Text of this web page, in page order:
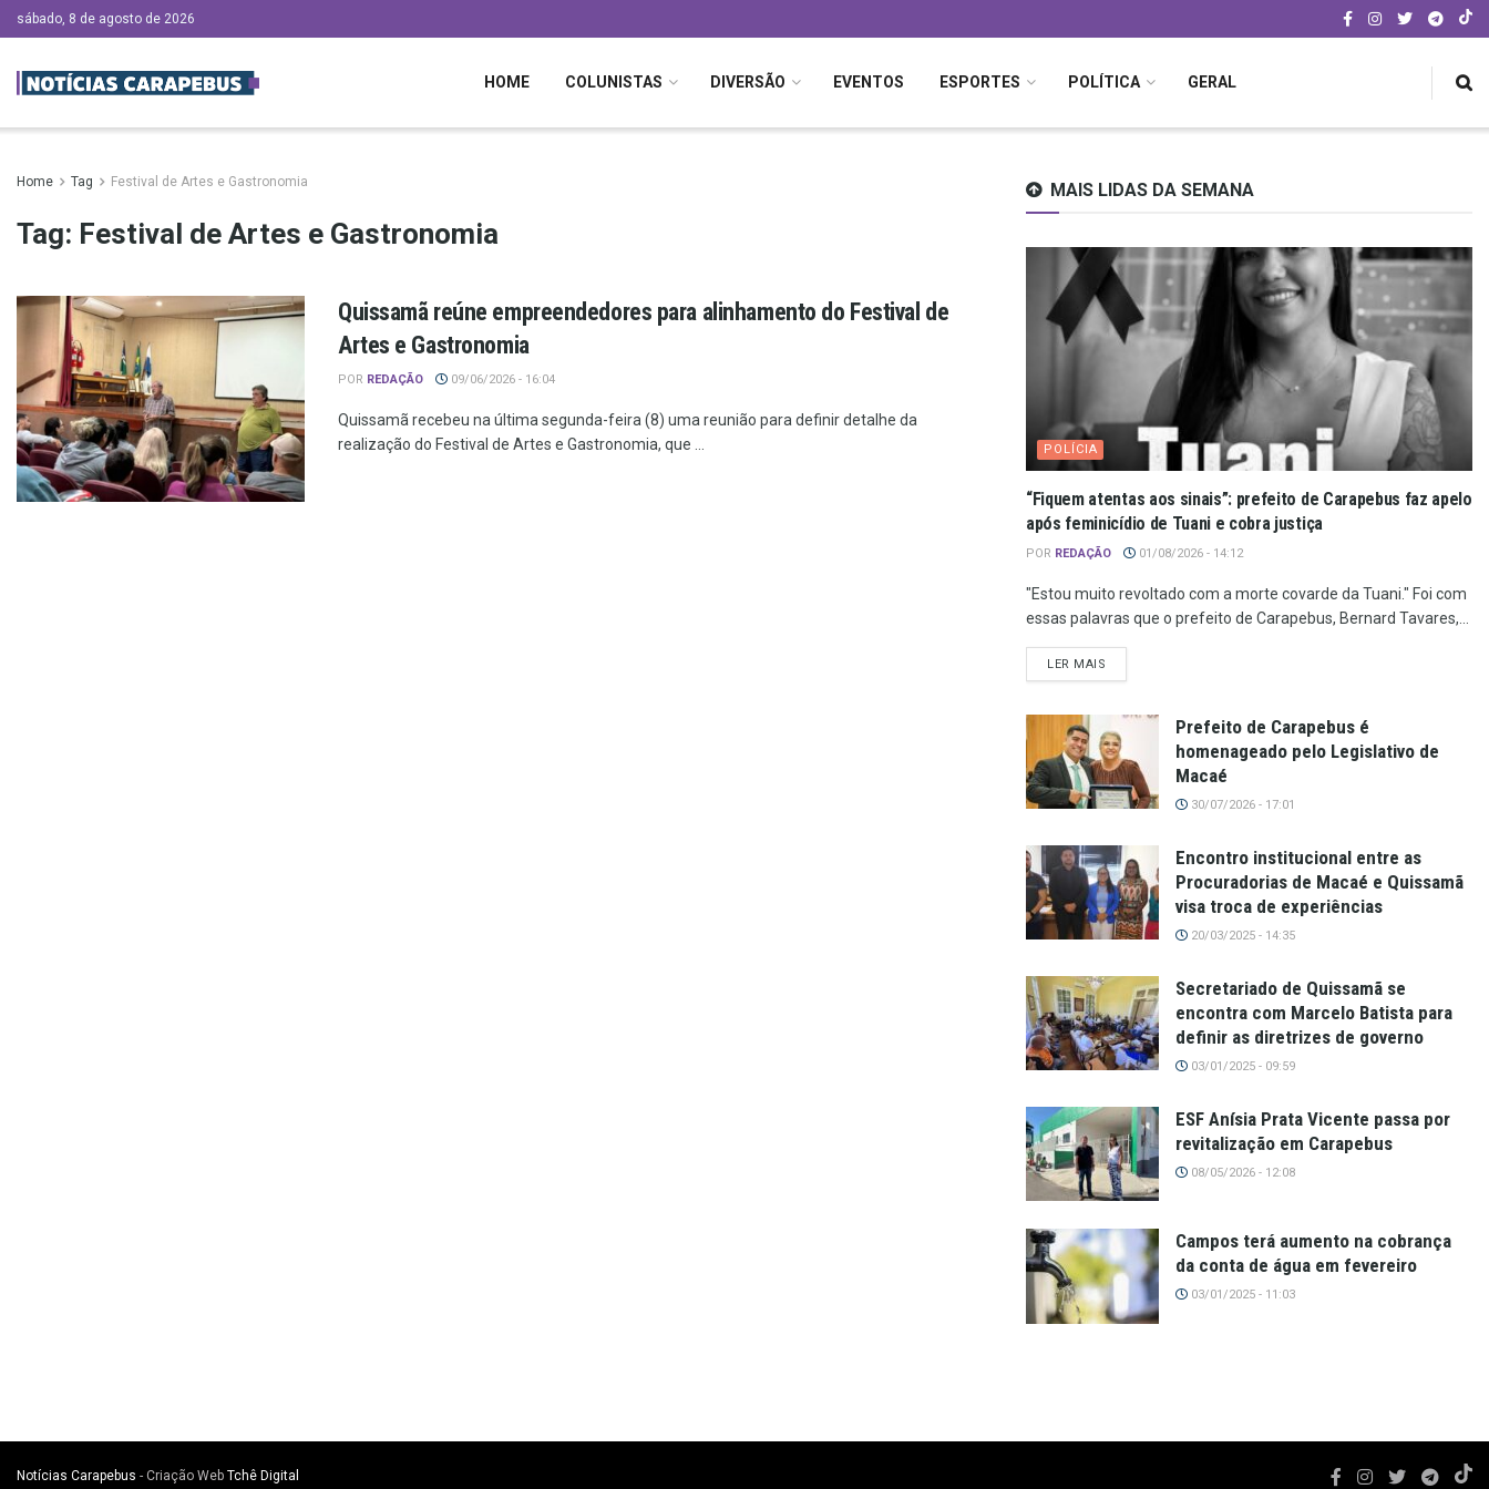
sábado, 8 de agosto de 2026
HOME COLUNISTAS DIVERSÃO EVENTOS ESPORTES POLÍTICA GERAL
Home Tag Festival de Artes e Gastronomia
Tag: Festival de Artes e Gastronomia
Quissamã reúne empreendedores para alinhamento do Festival de
Artes e Gastronomia
POR REDAÇÃO 09/06/2026 - 16:04
Quissamã recebeu na última segunda-feira (8) uma reunião para definir detalhe da
realização do Festival de Artes e Gastronomia, que ...
MAIS LIDAS DA SEMANA
POLÍCIA
“Fiquem atentas aos sinais”: prefeito de Carapebus faz apelo
após feminicídio de Tuani e cobra justiça
POR REDAÇÃO 01/08/2026 - 14:12
"Estou muito revoltado com a morte covarde da Tuani." Foi com
essas palavras que o prefeito de Carapebus, Bernard Tavares,...
LER MAIS
Prefeito de Carapebus é
homenageado pelo Legislativo de
Macaé
30/07/2026 - 17:01
Encontro institucional entre as
Procuradorias de Macaé e Quissamã
visa troca de experiências
20/03/2025 - 14:35
Secretariado de Quissamã se
encontra com Marcelo Batista para
definir as diretrizes de governo
03/01/2025 - 09:59
ESF Anísia Prata Vicente passa por
revitalização em Carapebus
08/05/2026 - 12:08
Campos terá aumento na cobrança
da conta de água em fevereiro
03/01/2025 - 11:03
Notícias Carapebus - Criação Web Tchê Digital